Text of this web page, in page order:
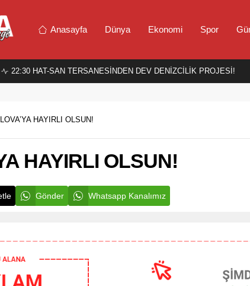
Anasayfa Dünya Ekonomi Spor
22:30 HAT-SAN TERSANESİNDEN DEV DENİZCİLİK PROJESİ!
HAYIRLI OLSUN!
HAYIRLI OLSUN!
Gönder Whatsapp Kanalımız